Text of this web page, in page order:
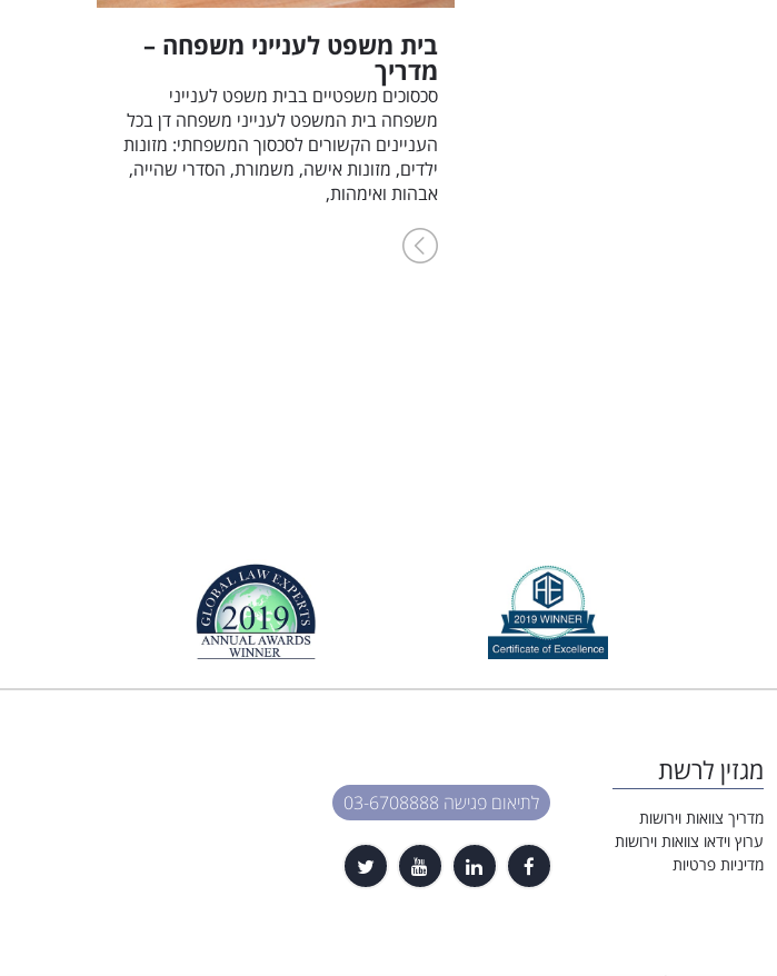
בית משפט לענייני משפחה –
מדריך
סכסוכים משפטיים בבית משפט לענייני
משפחה בית המשפט לענייני משפחה דן בכל
העניינים הקשורים לסכסוך המשפחתי: מזונות
ילדים, מזונות אישה, משמורת, הסדרי שהייה,
אבהות ואימהות,
מגזין לרשת
מדריך צוואות וירושות
ערוץ וידאו צוואות וירושות
מדיניות פרטיות
לתיאום פגישה 03-6708888